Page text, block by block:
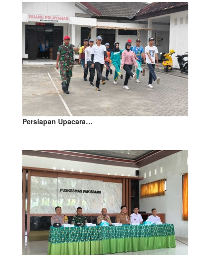
Persiapan Upacara…